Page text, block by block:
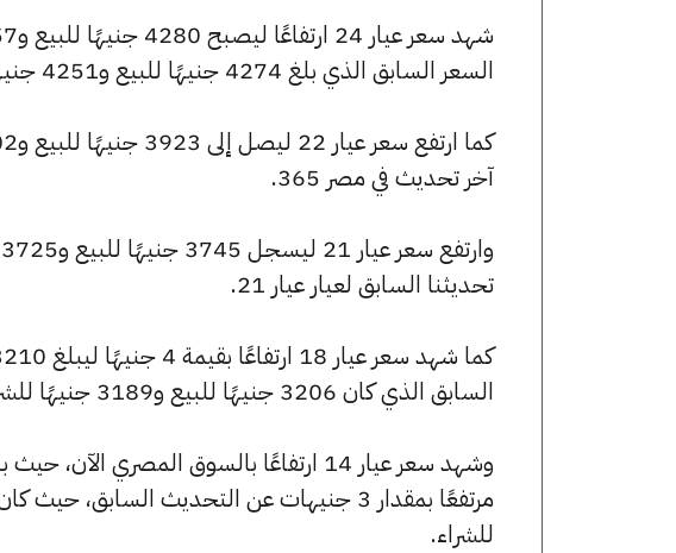
السعر السابق الذي بلغ 4274 جنيهًا للبيع و4251 جنيهًا للشراء.
آخر تحديث في مصر 365.
تحديثنا السابق لعيار عيار 21.
السابق الذي كان 3206 جنيهًا للبيع و3189 جنيهًا للشراء.
للشراء.